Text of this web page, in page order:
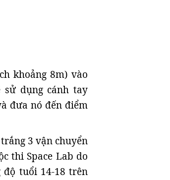
khoảng 8m) vào
sử dụng cánh tay
đưa nó đến điểm
3 vận chuyển
thi Space Lab do
độ tuổi 14-18 trên